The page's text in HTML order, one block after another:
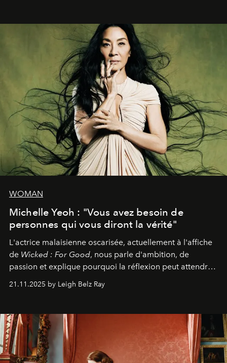
WOMAN
Michelle Yeoh : "Vous avez besoin de
personnes qui vous diront la vérité"
L'actrice malaisienne oscarisée, actuellement à l'affiche
de Wicked : For Good, nous parle d'ambition, de
passion et explique pourquoi la réflexion peut attendre.
personnage qui dit : 'C'est mon désir, mon ambition, ma
21.11.2025 by Leigh Belz Ray